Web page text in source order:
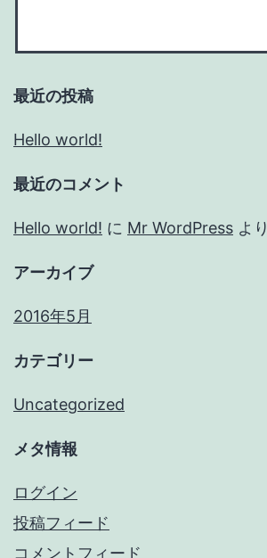
最近の投稿
Hello world!
最近のコメント
Hello world! に Mr WordPress より
アーカイブ
2016年5月
カテゴリー
Uncategorized
メタ情報
ログイン
投稿フィード
コメントフィード